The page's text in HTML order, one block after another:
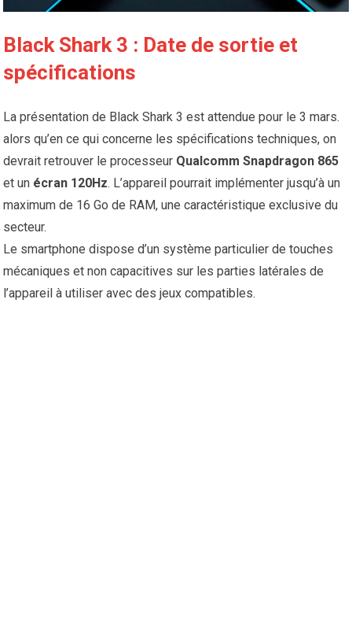
Black Shark 3 : Date de sortie et
spécifications
La présentation de Black Shark 3 est attendue pour le 3 mars.
alors qu’en ce qui concerne les spécifications techniques, on
devrait retrouver le processeur Qualcomm Snapdragon 865
et un écran 120Hz. L’appareil pourrait implémenter jusqu’à un
maximum de 16 Go de RAM, une caractéristique exclusive du
secteur.
Le smartphone dispose d’un système particulier de touches
mécaniques et non capacitives sur les parties latérales de
l’appareil à utiliser avec des jeux compatibles.